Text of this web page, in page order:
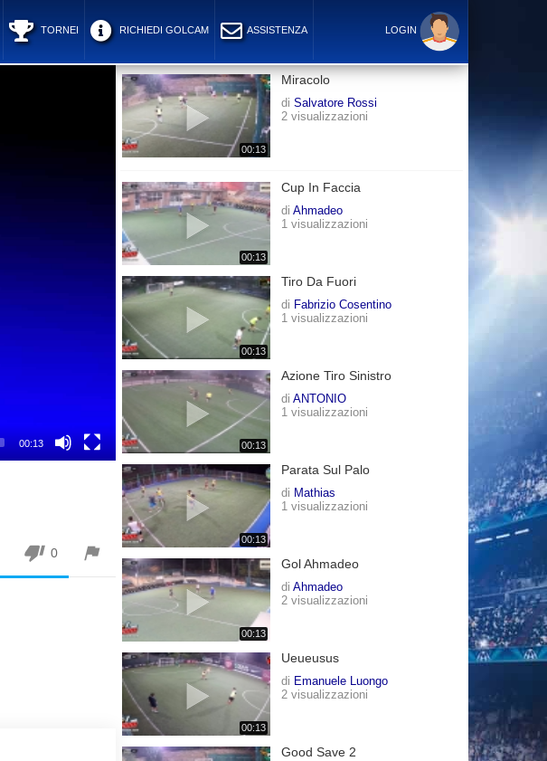
TORNEI RICHIEDI GOLCAM ASSISTENZA LOGIN
00:13
00:13
Miracolo
di Salvatore Rossi
2 visualizzazioni
00:13
Cup In Faccia
di Ahmadeo
1 visualizzazioni
00:13
Tiro Da Fuori
di Fabrizio Cosentino
1 visualizzazioni
00:13
Azione Tiro Sinistro
di ANTONIO
1 visualizzazioni
00:13
Parata Sul Palo
di Mathias
1 visualizzazioni
00:13
Gol Ahmadeo
di Ahmadeo
2 visualizzazioni
00:13
Ueueusus
di Emanuele Luongo
2 visualizzazioni
Good Save 2
 0 